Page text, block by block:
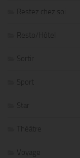
Restez chez soi
Resto/Hôtel
Sortir
Sport
Star
Théâtre
Voyage